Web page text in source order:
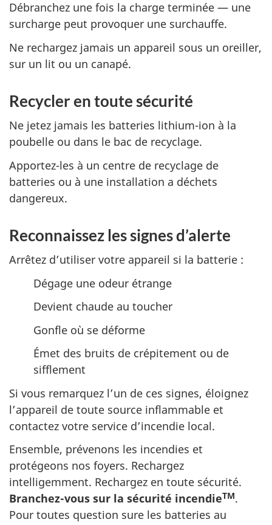
Débranchez une fois la charge terminée — une
surcharge peut provoquer une surchauffe.
Ne rechargez jamais un appareil sous un oreiller,
sur un lit ou un canapé.
Recycler en toute sécurité
Ne jetez jamais les batteries lithium-ion à la
poubelle ou dans le bac de recyclage.
Apportez-les à un centre de recyclage de
batteries ou à une installation a déchets
dangereux.
Reconnaissez les signes d’alerte
Arrêtez d’utiliser votre appareil si la batterie :
Dégage une odeur étrange
Devient chaude au toucher
Gonfle où se déforme
Émet des bruits de crépitement ou de
sifflement
Si vous remarquez l’un de ces signes, éloignez
l’appareil de toute source inflammable et
contactez votre service d’incendie local.
Ensemble, prévenons les incendies et
protégeons nos foyers. Rechargez
intelligemment. Rechargez en toute sécurité.
Branchez-vous sur la sécurité incendieTM.
Pour toutes question sure les batteries au